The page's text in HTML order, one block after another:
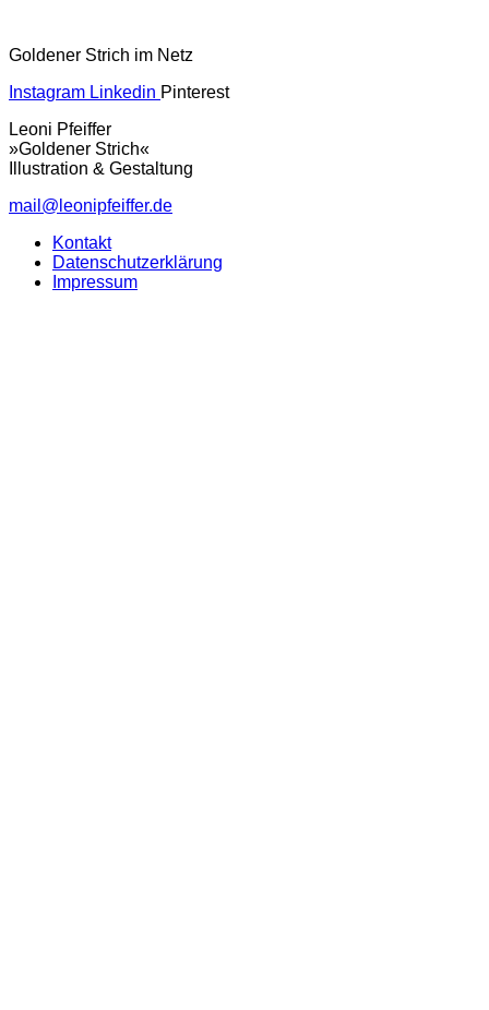
Goldener Strich im Netz
Instagram Linkedin Pinterest
Leoni Pfeiffer
»Goldener Strich«
Illustration & Gestaltung
mail@leonipfeiffer.de
Kontakt
Datenschutzerklärung
Impressum